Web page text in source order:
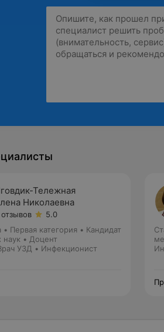
Тележная
Николаевна
отзывов
5.0
• Первая категория • Кандидат
наук • Доцент
УЗД • Инфекционист